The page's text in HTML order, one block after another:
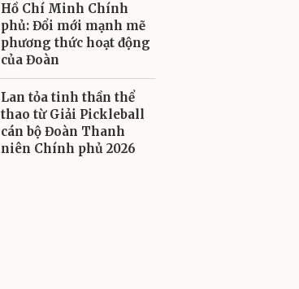
Hồ Chí Minh Chính
phủ: Đổi mới mạnh mẽ
phương thức hoạt động
của Đoàn
Lan tỏa tinh thần thể
thao từ Giải Pickleball
cán bộ Đoàn Thanh
niên Chính phủ 2026